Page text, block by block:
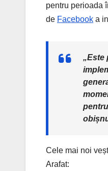
pentru perioada
de Facebook a
„Este
Cele mai noi
Arafat: